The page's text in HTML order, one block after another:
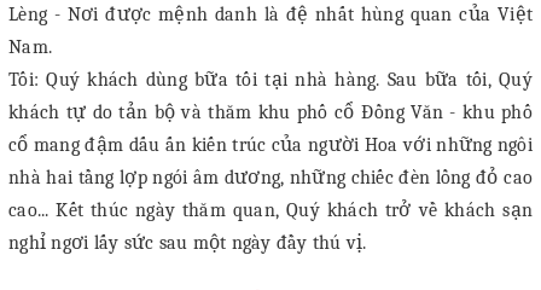
Lèng - Nơi được mệnh danh là đệ nhất hùng quan của Việt
Nam.
Tối: Quý khách dùng bữa tối tại nhà hàng. Sau bữa tối, Quý
khách tự do tản bộ và thăm khu phố cổ Đồng Văn - khu phố
cổ mang đậm dấu ấn kiến trúc của người Hoa với những ngôi
nhà hai tầng lợp ngói âm dương, những chiếc đèn lồng đỏ cao
cao... Kết thúc ngày thăm quan, Quý khách trở về khách sạn
nghỉ ngơi lấy sức sau một ngày đầy thú vị.